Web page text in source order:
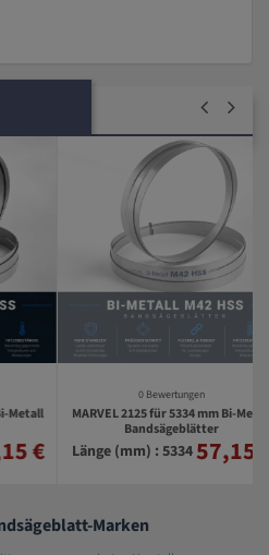
0 Bewertungen
MARVEL 2125 für 5334 mm Bi-Metall
Bandsägeblätter
Länge (mm) : 5334 57,15 €
Marken